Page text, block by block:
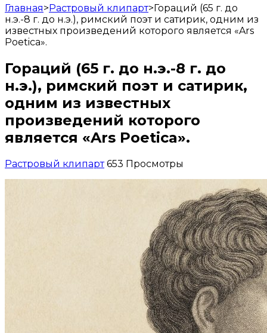
Главная>Растровый клипарт>Гораций (65 г. до
н.э.-8 г. до н.э.), римский поэт и сатирик, одним из
известных произведений которого является «Ars
Poetica».
Гораций (65 г. до н.э.-8 г. до
н.э.), римский поэт и сатирик,
одним из известных
произведений которого
является «Ars Poetica».
Растровый клипарт 653 Просмотры